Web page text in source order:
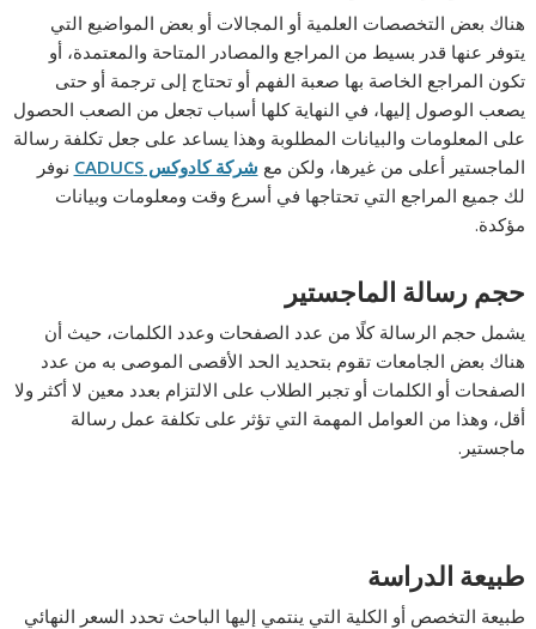
هناك بعض التخصصات العلمية أو المجالات أو بعض المواضيع التي
يتوفر عنها قدر بسيط من المراجع والمصادر المتاحة والمعتمدة، أو
تكون المراجع الخاصة بها صعبة الفهم أو تحتاج إلى ترجمة أو حتى
يصعب الوصول إليها، في النهاية كلها أسباب تجعل من الصعب الحصول
على المعلومات والبيانات المطلوبة وهذا يساعد على جعل تكلفة رسالة
الماجستير أعلى من غيرها، ولكن مع شركة كادوكسCADUCS نوفر
لك جميع المراجع التي تحتاجها في أسرع وقت ومعلومات وبيانات
مؤكدة.
حجم رسالة الماجستير
يشمل حجم الرسالة كلًا من عدد الصفحات وعدد الكلمات، حيث أن
هناك بعض الجامعات تقوم بتحديد الحد الأقصى الموصى به من عدد
الصفحات أو الكلمات أو تجبر الطلاب على الالتزام بعدد معين لا أكثر ولا
أقل، وهذا من العوامل المهمة التي تؤثر على تكلفة عمل رسالة
ماجستير.
طبيعة الدراسة
طبيعة التخصص أو الكلية التي ينتمي إليها الباحث تحدد السعر النهائي